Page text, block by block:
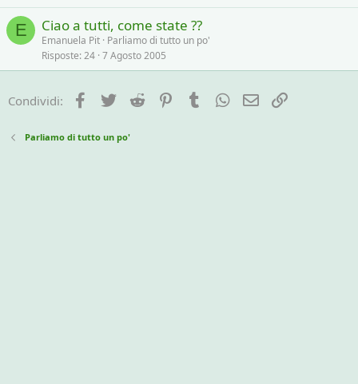
E Ciao a tutti, come state ??
Emanuela Pit Parliamo di tutto un po'
Risposte 24 7 Agosto 2005
Condividi: Facebook
Twitter Reddit PinterestTumblrWhatsApp
e-mail
Parliamo di tutto un po'